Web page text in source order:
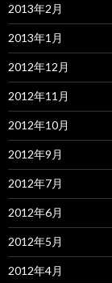
2013年2月
2013年1月
2012年12月
2012年11月
2012年10月
2012年9月
2012年7月
2012年6月
2012年5月
2012年4月